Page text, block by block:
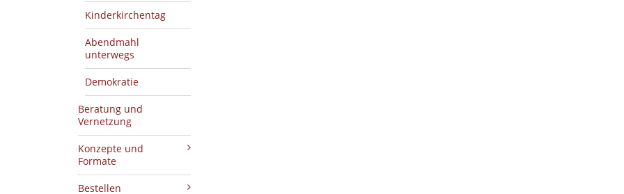
Kinderkirchentag
Abendmahl
unterwegs
Demokratie
Beratung und
Vernetzung
Konzepte und
Formate
Bestellen